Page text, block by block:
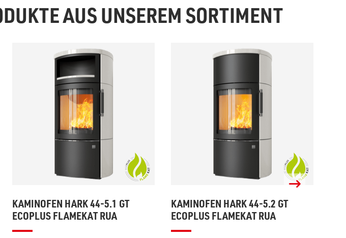
AUS UNSEREM SORTIMENT
KAMINOFEN HARK 44-5.1 GT
ECOPLUS FLAMEKAT RUA
KAMINOFEN HARK 44-5.2 GT
ECOPLUS FLAMEKAT RUA